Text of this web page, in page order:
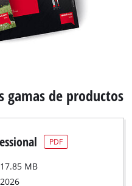
gamas de productos
PDF
17.85 MB
2026